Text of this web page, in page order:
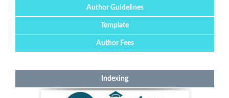
Author Guidelines
Template
Author Fees
Indexing